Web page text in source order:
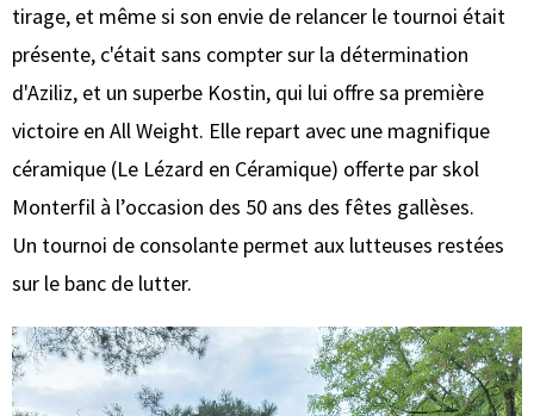
tirage, et même si son envie de relancer le tournoi était
présente, c'était sans compter sur la détermination
d'Aziliz, et un superbe Kostin, qui lui offre sa première
victoire en All Weight. Elle repart avec une magnifique
céramique (Le Lézard en Céramique) offerte par skol
Monterfil à l’occasion des 50 ans des fêtes gallèses.
Un tournoi de consolante permet aux lutteuses restées
sur le banc de lutter.